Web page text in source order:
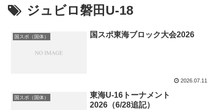
ジュビロ磐田U-18
国スポ（国体） 国スポ東海ブロック大会2026
2026.07.11
国スポ（国体）
東海U-16トーナメント
2026（6/28追記）